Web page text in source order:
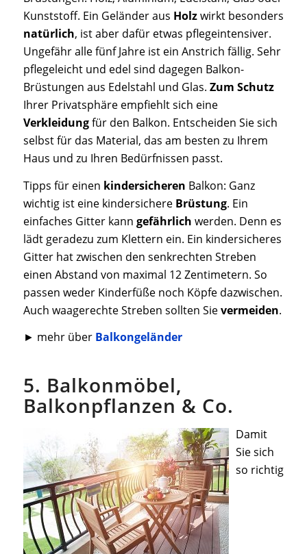
Kunststoff. Ein Geländer aus Holzwirkt besonders
natürlich, ist aber dafür etwas pflegeintensiver.
Ungefähr alle fünf Jahre ist ein Anstrich fällig. Sehr
pflegeleicht und edel sind dagegen Balkon-
Brüstungen aus Edelstahl und Glas. Zum Schutz
Ihrer Privatsphäre empfiehlt sich eine
Verkleidungfür den Balkon. Entscheiden Sie sich
selbst für das Material, das am besten zu Ihrem
Haus und zu Ihren Bedürfnissen passt.
Tipps für einen kindersicheren Balkon: Ganz
wichtig ist eine kindersichere Brüstung. Ein
einfaches Gitter kann gefährlich werden. Denn es
lädt geradezu zum Klettern ein. Ein kindersicheres
Gitter hat zwischen den senkrechten Streben
einen Abstand von maximal 12 Zentimetern. So
passen weder Kinderfüße noch Köpfe dazwischen.
Auch waagerechte Streben sollten Sievermeiden.
► mehr über Balkongeländer
5. Balkonmöbel,
Balkonpflanzen & Co.
Damit
Sie sich
so richtig